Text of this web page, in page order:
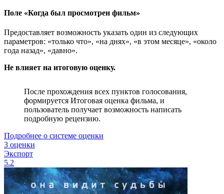
Поле «Когда был просмотрен фильм»
Предоставляет возможность указать один из следующих
параметров: «только что», «на днях», «в этом месяце», «около
года назад», «давно».
Не влияет на итоговую оценку.
После прохождения всех пунктов голосования,
формируется Итоговая оценка фильма, и
пользователь получает возможность написать
подробную рецензию.
Подробнее о системе оценки
3 оценки
Экспорт
5.2